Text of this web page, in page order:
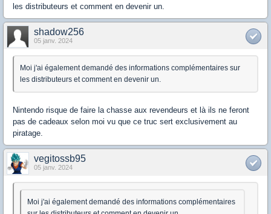
les distributeurs et comment en devenir un.
shadow256
05 janv. 2024
Moi j'ai également demandé des informations complémentaires sur
les distributeurs et comment en devenir un.
Nintendo risque de faire la chasse aux revendeurs et là ils ne feront
pas de cadeaux selon moi vu que ce truc sert exclusivement au
piratage.
vegitossb95
05 janv. 2024
Moi j'ai également demandé des informations complémentaires